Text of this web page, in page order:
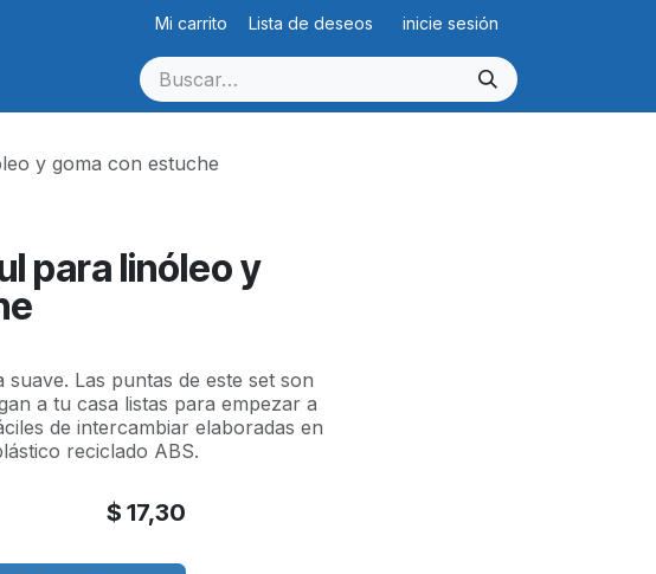
Mi carrito Lista de deseos inicie sesión
y goma con estuche
para linóleo y
Las puntas de este set son
a tu casa listas para empezar a
de intercambiar elaboradas en
reciclado ABS.
$ 17,30